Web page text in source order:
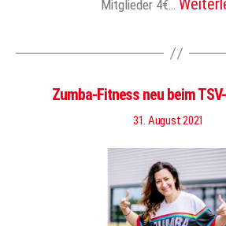
Mitglieder 4€…
Zumba-Fitness neu beim
31. August 2021